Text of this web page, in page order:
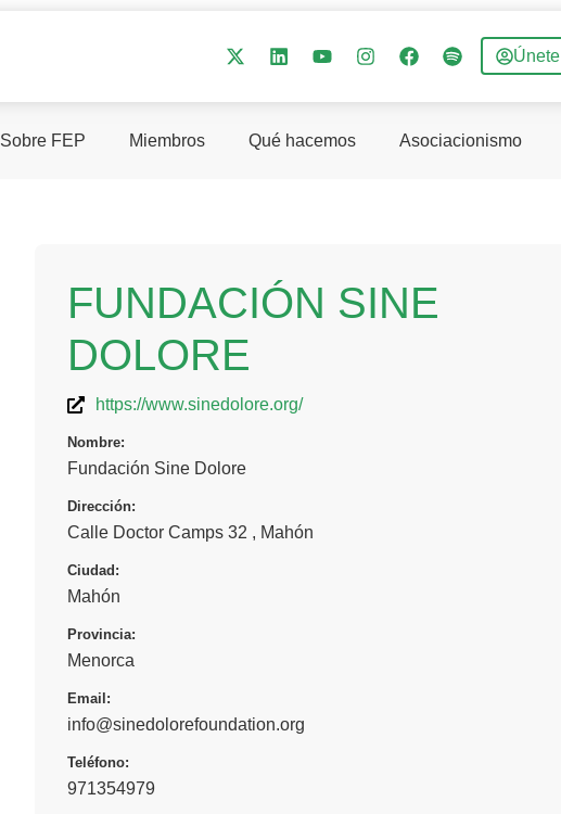
Únete
Sobre FEP Miembros Qué hacemos Asociacionismo
FUNDACIÓN SINE
DOLORE
https://www.sinedolore.org/
Nombre:
Fundación Sine Dolore
Dirección:
Calle Doctor Camps 32 , Mahón
Ciudad:
Mahón
Provincia:
Menorca
Email:
info@sinedolorefoundation.org
Teléfono:
971354979